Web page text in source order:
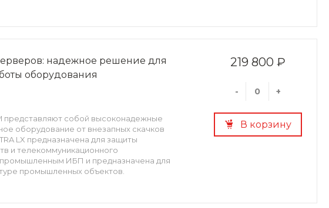
219 800 ₽
- +
В корзину
надежное решение для
оборудования
представляют собой высоконадежные
оборудование от внезапных скачков
LX предназначена для защиты
и телекоммуникационного
ИБП и предназначена для
промышленных объектов.